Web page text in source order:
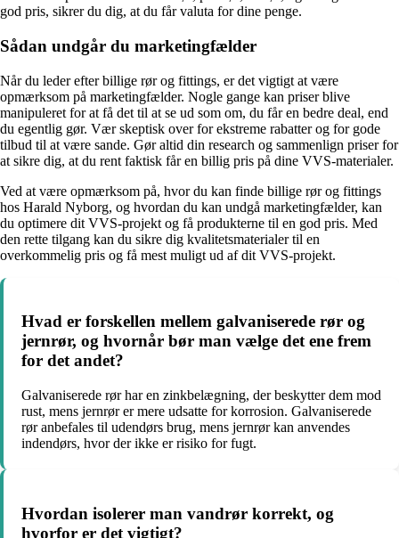
god pris, sikrer du dig, at du får valuta for dine penge.
Sådan undgår du marketingfælder
Når du leder efter billige rør og fittings, er det vigtigt at være
opmærksom på marketingfælder. Nogle gange kan priser blive
manipuleret for at få det til at se ud som om, du får en bedre deal, end
du egentlig gør. Vær skeptisk over for ekstreme rabatter og for gode
tilbud til at være sande. Gør altid din research og sammenlign priser for
at sikre dig, at du rent faktisk får en billig pris på dine VVS-materialer.
Ved at være opmærksom på, hvor du kan finde billige rør og fittings
hos Harald Nyborg, og hvordan du kan undgå marketingfælder, kan
du optimere dit VVS-projekt og få produkterne til en god pris. Med
den rette tilgang kan du sikre dig kvalitetsmaterialer til en
overkommelig pris og få mest muligt ud af dit VVS-projekt.
Hvad er forskellen mellem galvaniserede rør og
jernrør, og hvornår bør man vælge det ene frem
for det andet?
Galvaniserede rør har en zinkbelægning, der beskytter dem mod
rust, mens jernrør er mere udsatte for korrosion. Galvaniserede
rør anbefales til udendørs brug, mens jernrør kan anvendes
indendørs, hvor der ikke er risiko for fugt.
Hvordan isolerer man vandrør korrekt, og
hvorfor er det vigtigt?